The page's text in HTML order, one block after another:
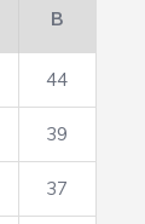
B
44
39
37